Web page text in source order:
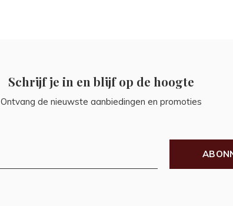
Schrijf je in en blijf op de hoogte
Ontvang de nieuwste aanbiedingen en promoties